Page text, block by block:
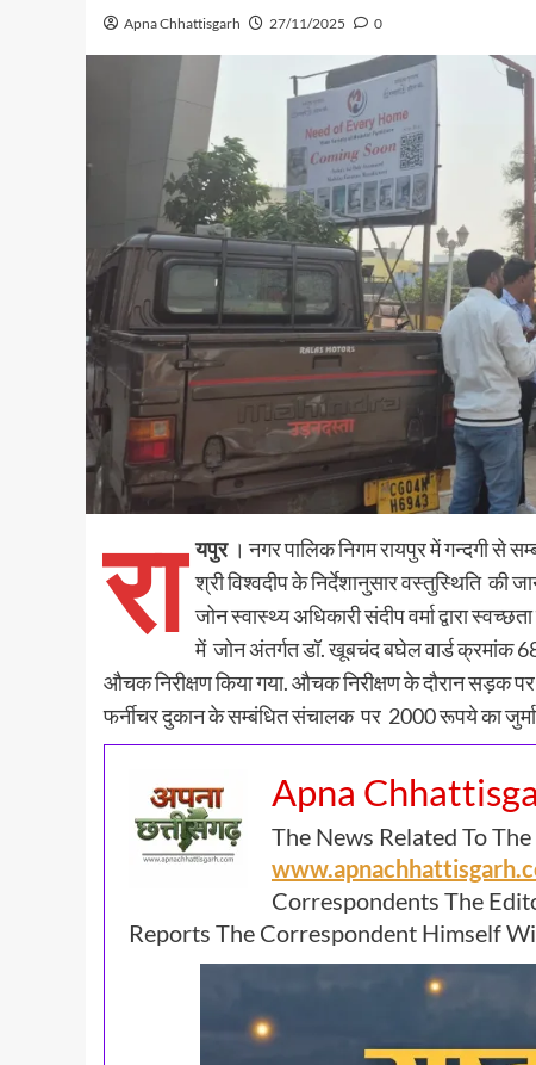
Apna Chhattisgarh 27/11/2025 0
रा यपुर। नगर पालिक निगम रायपुर में गन्दगी से
श्री विश्वदीप के निर्देशानुसार वस्तुस्थिति की
जोन स्वास्थ्य अधिकारी संदीप वर्मा द्वारा
में जोन अंतर्गत डॉ. खूबचंद बघेल वार्ड क्रमांक
औचक निरीक्षण किया गया. औचक निरीक्षण के दौरान सड़क
फर्नीचर दुकान के सम्बंधित संचालक पर 2000 रूपये का
Apna
The News Related To
Correspondents The
Reports The Correspondent Himself